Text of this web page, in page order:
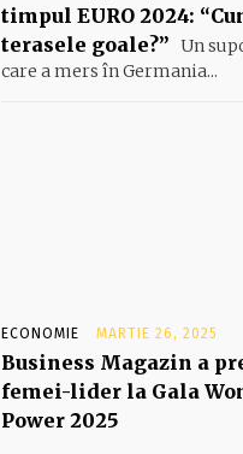
timpul EURO 2024:
terasele goale?” Un
care a mers în Germania...
ECONOMIE MARTIE 26, 2025
Business Magazin a
femei-lider la Gala
Power 2025